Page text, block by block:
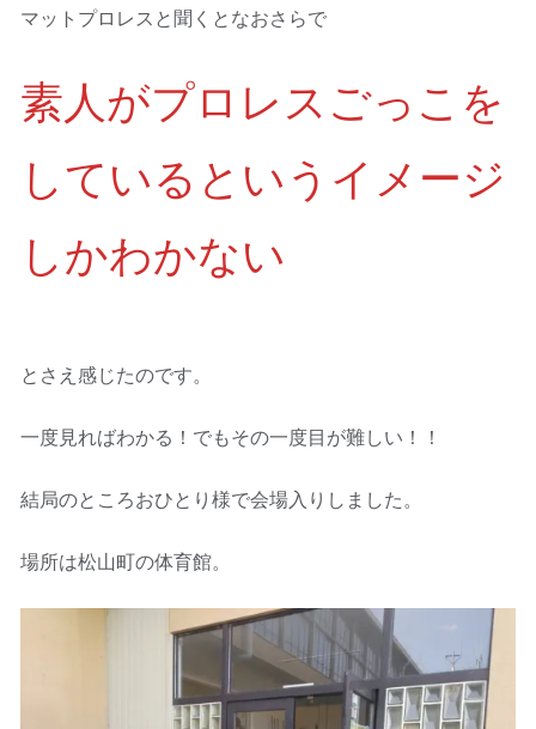
マットプロレスと聞くとなおさらで
素人がプロレスごっこを
しているというイメージ
しかわかない
とさえ感じたのです。
一度見ればわかる！でもその一度目が難しい！！
結局のところおひとり様で会場入りしました。
場所は松山町の体育館。